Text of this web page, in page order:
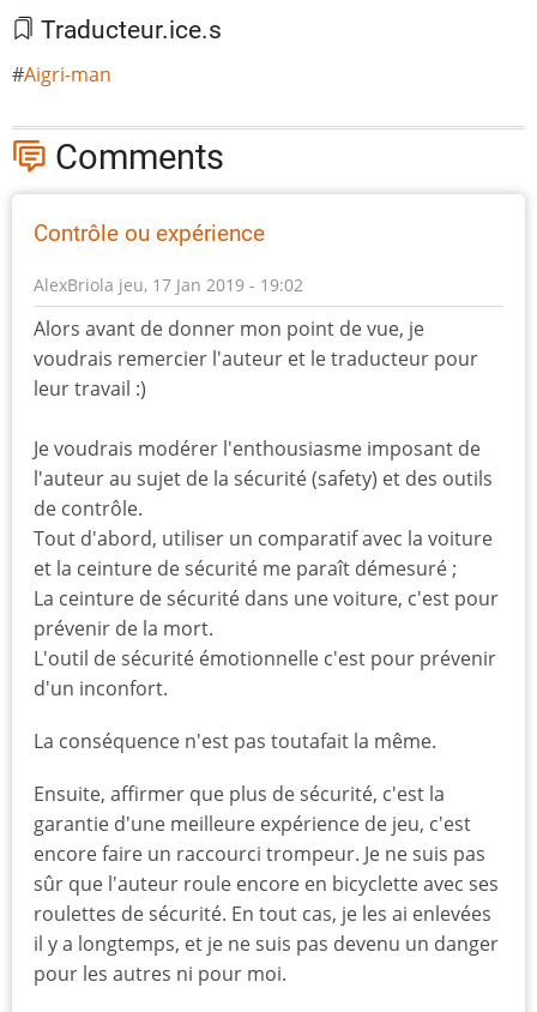
Traducteur.ice.s
Aigri-man
Comments
Contrôle ou expérience
AlexBriola jeu, 17 Jan 2019 - 19:02
Alors avant de donner mon point de vue, je
voudrais remercier l'auteur et le traducteur pour
leur travail :)
Je voudrais modérer l'enthousiasme imposant de
l'auteur au sujet de la sécurité (safety) et des outils
de contrôle.
Tout d'abord, utiliser un comparatif avec la voiture
et la ceinture de sécurité me paraît démesuré ;
La ceinture de sécurité dans une voiture, c'est pour
prévenir de la mort.
L'outil de sécurité émotionnelle c'est pour prévenir
d'un inconfort.
La conséquence n'est pas toutafait la même.
Ensuite, affirmer que plus de sécurité, c'est la
garantie d'une meilleure expérience de jeu, c'est
encore faire un raccourci trompeur. Je ne suis pas
sûr que l'auteur roule encore en bicyclette avec ses
roulettes de sécurité. En tout cas, je les ai enlevées
il y a longtemps, et je ne suis pas devenu un danger
pour les autres ni pour moi.